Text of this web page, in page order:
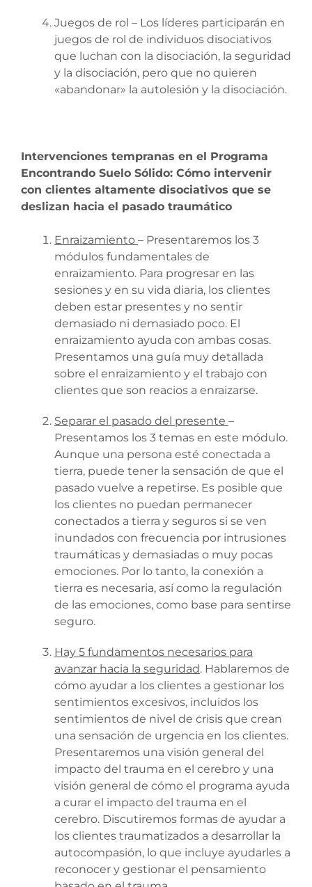
Juegos de rol – Los líderes participarán en
juegos de rol de individuos disociativos
que luchan con la disociación, la seguridad
y la disociación, pero que no quieren
«abandonar» la autolesión y la disociación.
Intervenciones tempranas en el Programa
Encontrando Suelo Sólido: Cómo intervenir
con clientes altamente disociativos que se
deslizan hacia el pasado traumático
Enraizamiento – Presentaremos los 3
módulos fundamentales de
enraizamiento. Para progresar en las
sesiones y en su vida diaria, los clientes
deben estar presentes y no sentir
demasiado ni demasiado poco. El
enraizamiento ayuda con ambas cosas.
Presentamos una guía muy detallada
sobre el enraizamiento y el trabajo con
clientes que son reacios a enraizarse.
Separar el pasado del presente –
Presentamos los 3 temas en este módulo.
Aunque una persona esté conectada a
tierra, puede tener la sensación de que el
pasado vuelve a repetirse. Es posible que
los clientes no puedan permanecer
conectados a tierra y seguros si se ven
inundados con frecuencia por intrusiones
traumáticas y demasiadas o muy pocas
emociones. Por lo tanto, la conexión a
tierra es necesaria, así como la regulación
de las emociones, como base para sentirse
seguro.
Hay 5 fundamentos necesarios para
avanzar hacia la seguridad. Hablaremos de
cómo ayudar a los clientes a gestionar los
sentimientos excesivos, incluidos los
sentimientos de nivel de crisis que crean
una sensación de urgencia en los clientes.
Presentaremos una visión general del
impacto del trauma en el cerebro y una
visión general de cómo el programa ayuda
a curar el impacto del trauma en el
cerebro. Discutiremos formas de ayudar a
los clientes traumatizados a desarrollar la
autocompasión, lo que incluye ayudarles a
reconocer y gestionar el pensamiento